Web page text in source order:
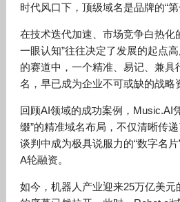
时代风口下，顶级域名是品牌的“
在技术迭代加速、市场竞争白热化
一眼认知”往往决定了发展的起点
的赛道中，一个精准、易记、兼具
名，早已成为企业不可或缺的战略
回顾AI领域的成功案例，Music.AI
缀”的精准域名布局，不仅清晰传
谈判中成为极具说服力的“数字名
A轮融资。
如今，机器人产业迎来25万亿美